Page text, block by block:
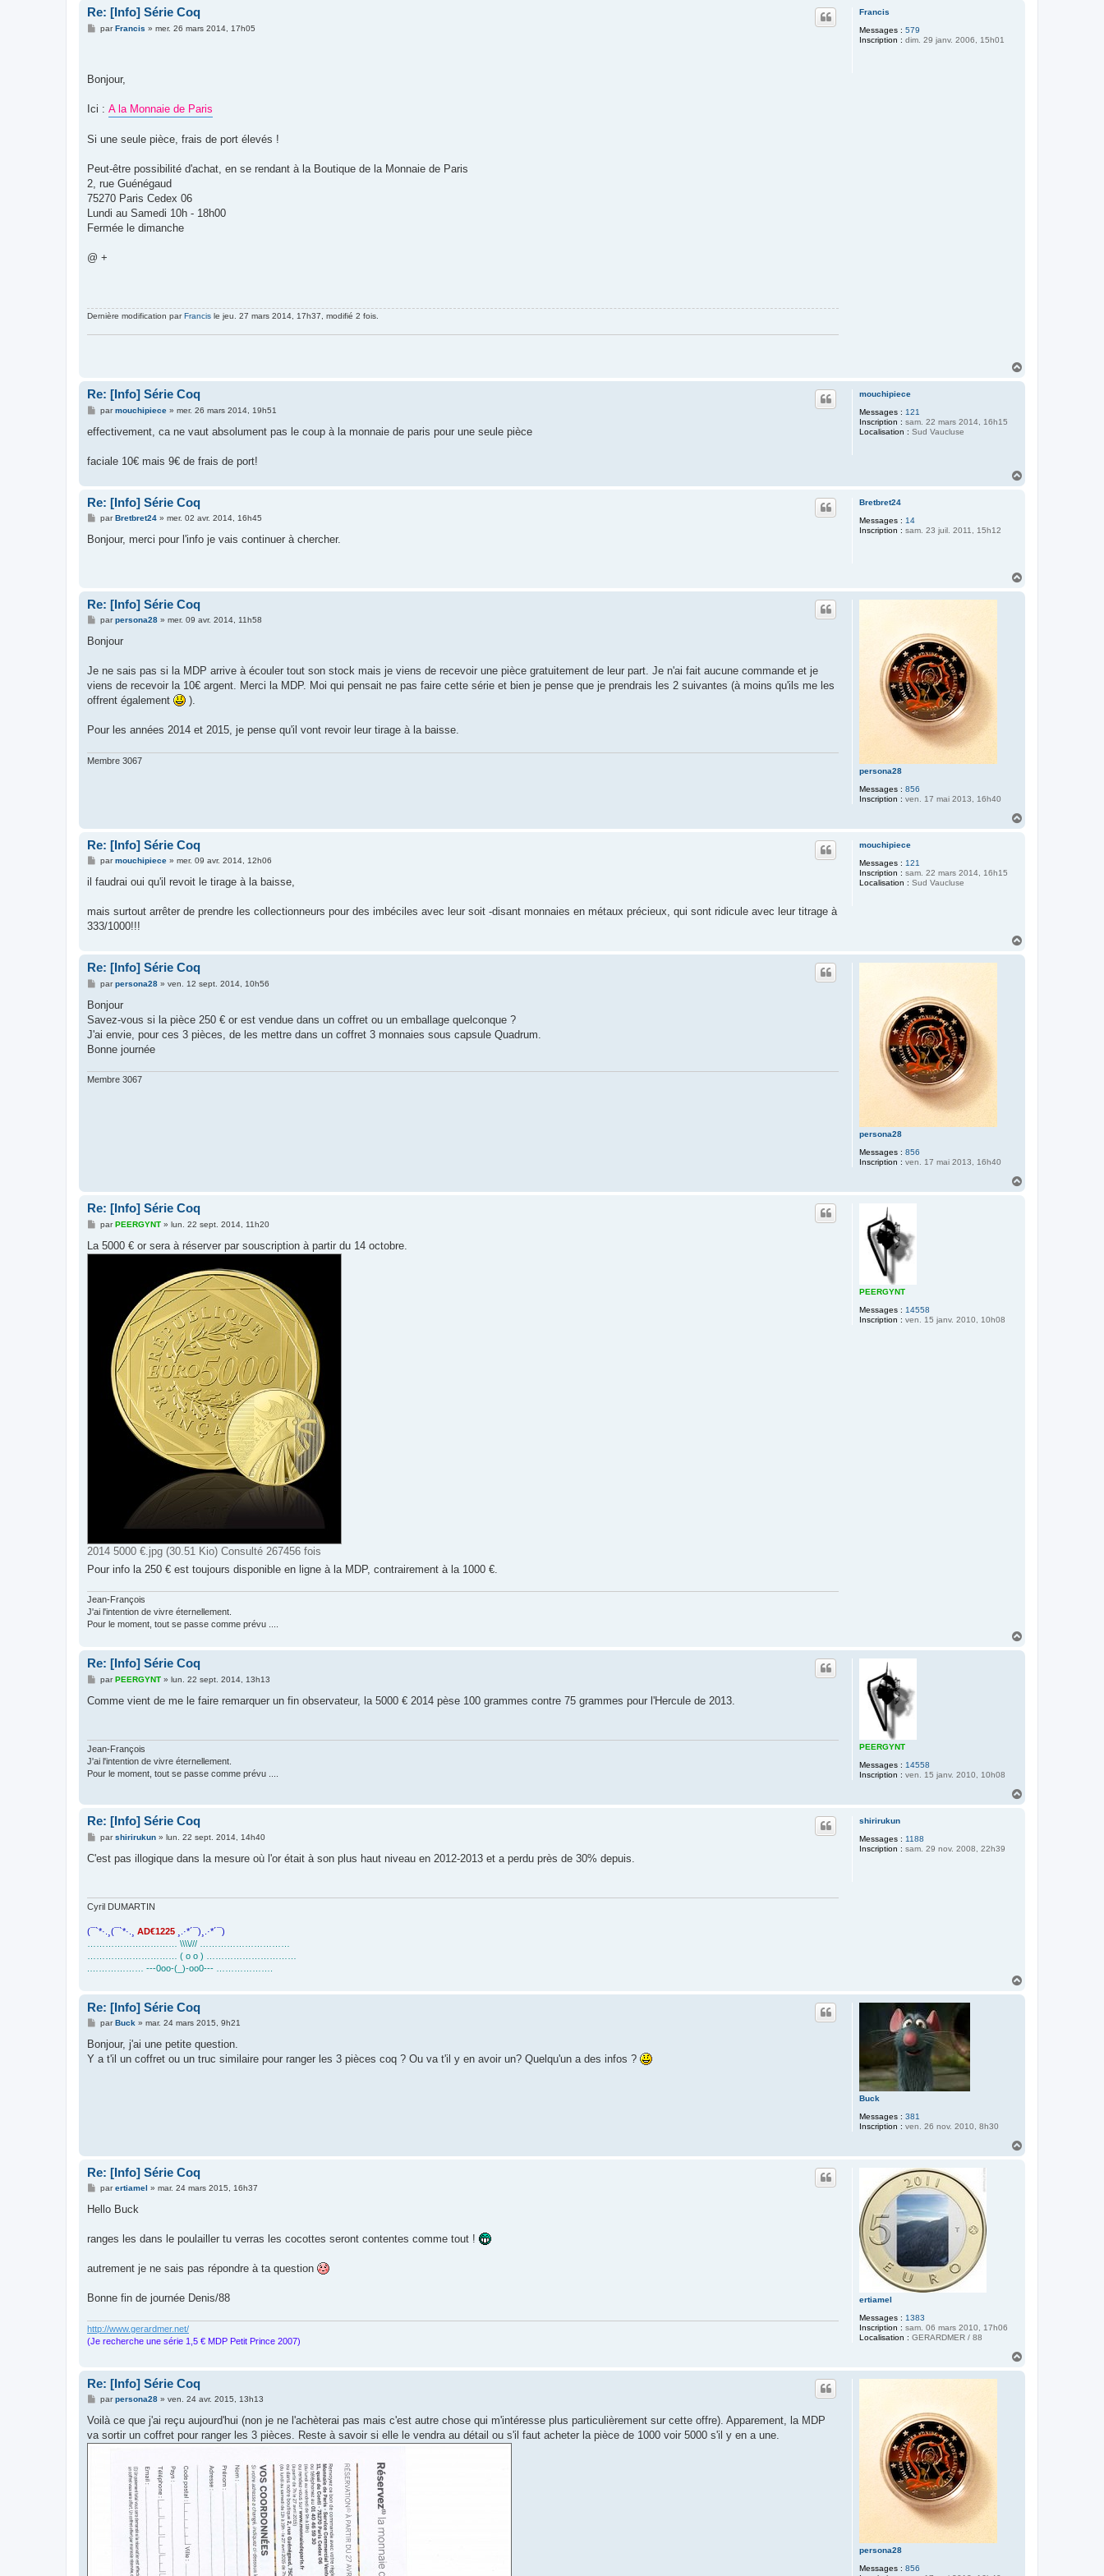
Francis
Messages : 579
Inscription : dim. 29 janv. 2006, 15h01
Re: [Info] Série Coq
M
g
parFrancis » mer. 26 mars 2014, 17h05
Bonjour,
Ici : A la Monnaie de Paris
Si une seule pièce, frais de port élevés !
Peut-être possibilité d'achat, en se rendant à la Boutique de la Monnaie de Paris
2, rue Guénégaud
75270 Paris Cedex 06
Lundi au Samedi 10h - 18h00
Fermée le dimanche
@ +
Dernière modification parFrancis le jeu. 27 mars 2014, 17h37, modifié 2 fois.
mouchipiece
Messages : 121
Inscription : sam. 22 mars 2014, 16h15
Localisation : Sud Vaucluse
Re: [Info] Série Coq
M
s
g
parmouchipiece» mer. 26 mars 2014, 19h51
effectivement, ca ne vaut absolument pas le coup à la monnaie de paris pour une seule pièce
faciale 10€ mais 9€ de frais de port!
Bretbret24
Messages : 14
Inscription : sam. 23 juil. 2011, 15h12
Re: [Info] Série Coq
M
s
parBretbret24» mer. 02 avr. 2014, 16h45
Bonjour, merci pour l'info je vais continuer à chercher.
persona28
Messages : 856
Inscription : ven. 17 mai 2013, 16h40
Re: [Info] Série Coq
M
s
g
parpersona28» mer. 09 avr. 2014, 11h58
Bonjour
Je ne sais pas si la MDP arrive à écouler tout son stock mais je viens de recevoir une pièce gratuitement de leur part. Je n'ai fait aucune commande et je
viens de recevoir la 10€ argent. Merci la MDP. Moi qui pensait ne pas faire cette série et bien je pense que je prendrais les 2 suivantes (à moins qu'ils me les
offrent également
).
Pour les années 2014 et 2015, je pense qu'il vont revoir leur tirage à la baisse.
Membre 3067
mouchipiece
Messages : 121
Inscription : sam. 22 mars 2014, 16h15
Localisation : Sud Vaucluse
Re: [Info] Série Coq
M
s
g
parmouchipiece» mer. 09 avr. 2014, 12h06
il faudrai oui qu'il revoit le tirage à la baisse,
mais surtout arrêter de prendre les collectionneurs pour des imbéciles avec leur soit -disant monnaies en métaux précieux, qui sont ridicule avec leur titrage à
333/1000!!!
persona28
Messages : 856
Inscription : ven. 17 mai 2013, 16h40
Re: [Info] Série Coq
M
s
a
g
parpersona28» ven. 12 sept. 2014, 10h56
Bonjour
Savez-vous si la pièce 250 € or est vendue dans un coffret ou un emballage quelconque ?
J'ai envie, pour ces 3 pièces, de les mettre dans un coffret 3 monnaies sous capsule Quadrum.
Bonne journée
Membre 3067
PEERGYNT
Messages : 14558
Inscription : ven. 15 janv. 2010, 10h08
Re: [Info] Série Coq
M
s
s
parPEERGYNT» lun. 22 sept. 2014, 11h20
La 5000 € or sera à réserver par souscription à partir du 14 octobre.
2014 5000 €.jpg (30.51 Kio) Consulté 267456 fois
Pour info la 250 € est toujours disponible en ligne à la MDP, contrairement à la 1000 €.
Jean-François
J'ai l'intention de vivre éternellement.
Pour le moment, tout se passe comme prévu ....
PEERGYNT
Messages : 14558
Inscription : ven. 15 janv. 2010, 10h08
Re: [Info] Série Coq
M
s
parPEERGYNT» lun. 22 sept. 2014, 13h13
Comme vient de me le faire remarquer un fin observateur, la 5000 € 2014 pèse 100 grammes contre 75 grammes pour l'Hercule de 2013.
Jean-François
J'ai l'intention de vivre éternellement.
Pour le moment, tout se passe comme prévu ....
shirirukun
Messages : 1188
Inscription : sam. 29 nov. 2008, 22h39
Re: [Info] Série Coq
M
s
parshirirukun» lun. 22 sept. 2014, 14h40
C'est pas illogique dans la mesure où l'or était à son plus haut niveau en 2012-2013 et a perdu près de 30% depuis.
Cyril DUMARTIN
(¯`*·.¸(¯`*·.¸ AD€1225 ¸.·*´¯)¸.·*´¯)
………………………… \\\\/// …………………………
………………………… ( o o ) …………………………
.……………… ---0oo-(_)-oo0--- ……………….
Buck
Messages : 381
Inscription : ven. 26 nov. 2010, 8h30
Re: [Info] Série Coq
M
s
a
parBuck » mar. 24 mars 2015, 9h21
Bonjour, j'ai une petite question.
Y a t'il un coffret ou un truc similaire pour ranger les 3 pièces coq ? Ou va t'il y en avoir un? Quelqu'un a des infos ?
ertiamel
Messages : 1383
Inscription : sam. 06 mars 2010, 17h06
Localisation : GERARDMER / 88
Re: [Info] Série Coq
M
s
g
parertiamel » mar. 24 mars 2015, 16h37
Hello Buck
ranges les dans le poulailler tu verras les cocottes seront contentes comme tout !
autrement je ne sais pas répondre à ta question
Bonne fin de journée Denis/88
http://www.gerardmer.net/
(Je recherche une série 1,5 € MDP Petit Prince 2007)
persona28
Messages : 856
Re: [Info] Série Coq
M
s
a
parpersona28» ven. 24 avr. 2015, 13h13
Voilà ce que j'ai reçu aujourd'hui (non je ne l'achèterai pas mais c'est autre chose qui m'intéresse plus particulièrement sur cette offre). Apparement, la MDP
va sortir un coffret pour ranger les 3 pièces. Reste à savoir si elle le vendra au détail ou s'il faut acheter la pièce de 1000 voir 5000 s'il y en a une.